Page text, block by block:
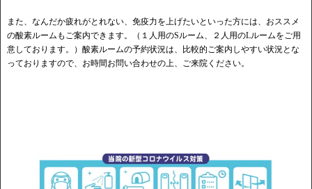
また、なんだか疲れがとれない、免疫力を上げたいといった方には、おススメ
の酸素ルームもご案内できます。（１人用のSルーム、２人用のLルームをご用
意しております。）酸素ルームの予約状況は、比較的ご案内しやすい状況とな
っておりますので、お時間お問い合わせの上、ご来院ください。